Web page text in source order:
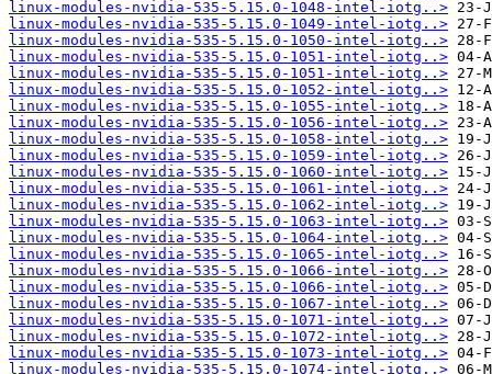
linux-modules-nvidia-535-5.15.0-1048-intel-iotg..>
linux-modules-nvidia-535-5.15.0-1049-intel-iotg..>
linux-modules-nvidia-535-5.15.0-1050-intel-iotg..>
linux-modules-nvidia-535-5.15.0-1051-intel-iotg..>
linux-modules-nvidia-535-5.15.0-1051-intel-iotg..>
linux-modules-nvidia-535-5.15.0-1052-intel-iotg..>
linux-modules-nvidia-535-5.15.0-1055-intel-iotg..>
linux-modules-nvidia-535-5.15.0-1056-intel-iotg..>
linux-modules-nvidia-535-5.15.0-1058-intel-iotg..>
linux-modules-nvidia-535-5.15.0-1059-intel-iotg..>
linux-modules-nvidia-535-5.15.0-1060-intel-iotg..>
linux-modules-nvidia-535-5.15.0-1061-intel-iotg..>
linux-modules-nvidia-535-5.15.0-1062-intel-iotg..>
linux-modules-nvidia-535-5.15.0-1063-intel-iotg..>
linux-modules-nvidia-535-5.15.0-1064-intel-iotg..>
linux-modules-nvidia-535-5.15.0-1065-intel-iotg..>
linux-modules-nvidia-535-5.15.0-1066-intel-iotg..>
linux-modules-nvidia-535-5.15.0-1066-intel-iotg..>
linux-modules-nvidia-535-5.15.0-1067-intel-iotg..>
linux-modules-nvidia-535-5.15.0-1071-intel-iotg..>
linux-modules-nvidia-535-5.15.0-1072-intel-iotg..>
linux-modules-nvidia-535-5.15.0-1073-intel-iotg..>
linux-modules-nvidia-535-5.15.0-1074-intel-iotg..>